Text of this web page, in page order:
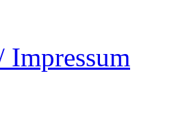
Impressum